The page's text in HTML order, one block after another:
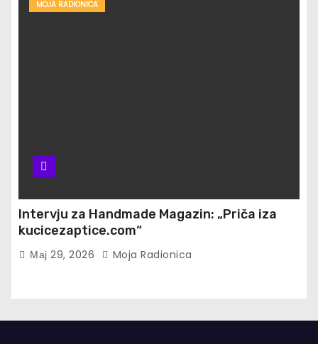
MOJA RADIONICA
Intervju za Handmade Magazin: „Priča iza
kucicezaptice.com“
Мај 29, 2026 Moja Radionica